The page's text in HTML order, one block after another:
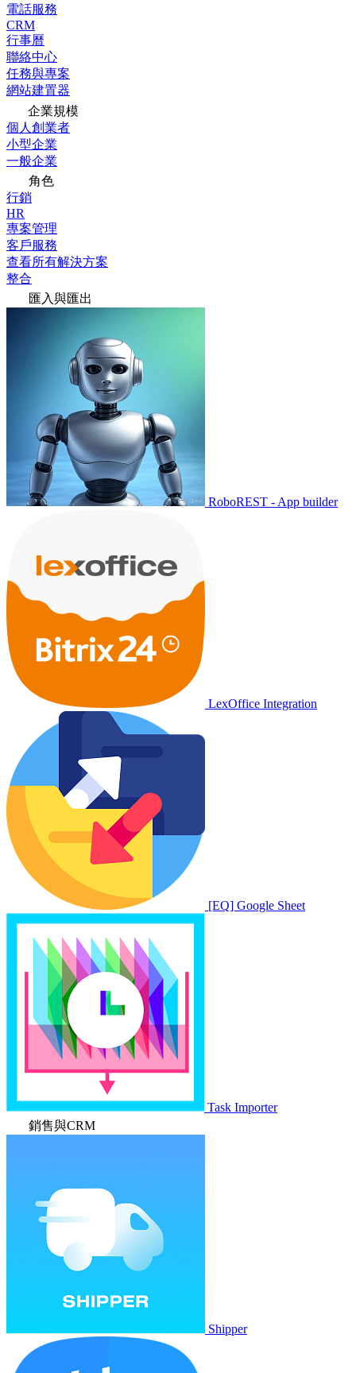
電話服務
CRM
行事曆
聯絡中心
任務與專案
網站建置器
企業規模
個人創業者
小型企業
一般企業
角色
行銷
HR
專案管理
客戶服務
查看所有解決方案
整合
匯入與匯出
RoboREST - App builder
LexOffice Integration
[EQ] Google Sheet
Task Importer
銷售與CRM
Shipper